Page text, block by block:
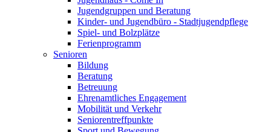
Jugendgruppen und Beratung
Kinder- und Jugendbüro - Stadtjugendpflege
Spiel- und Bolzplätze
Ferienprogramm
Senioren
Bildung
Beratung
Betreuung
Ehrenamtliches Engagement
Mobilität und Verkehr
Seniorentreffpunkte